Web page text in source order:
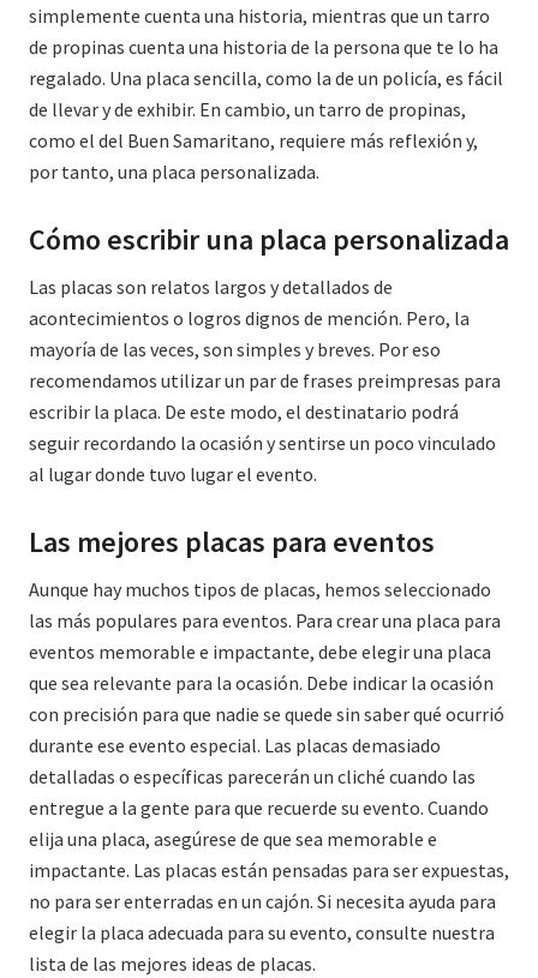
simplemente cuenta una historia, mientras que un tarro
de propinas cuenta una historia de la persona que te lo ha
regalado. Una placa sencilla, como la de un policía, es fácil
de llevar y de exhibir. En cambio, un tarro de propinas,
como el del Buen Samaritano, requiere más reflexión y,
por tanto, una placa personalizada.
Cómo escribir una placa personalizada
Las placas son relatos largos y detallados de
acontecimientos o logros dignos de mención. Pero, la
mayoría de las veces, son simples y breves. Por eso
recomendamos utilizar un par de frases preimpresas para
escribir la placa. De este modo, el destinatario podrá
seguir recordando la ocasión y sentirse un poco vinculado
al lugar donde tuvo lugar el evento.
Las mejores placas para eventos
Aunque hay muchos tipos de placas, hemos seleccionado
las más populares para eventos. Para crear una placa para
eventos memorable e impactante, debe elegir una placa
que sea relevante para la ocasión. Debe indicar la ocasión
con precisión para que nadie se quede sin saber qué ocurrió
durante ese evento especial. Las placas demasiado
detalladas o específicas parecerán un cliché cuando las
entregue a la gente para que recuerde su evento. Cuando
elija una placa, asegúrese de que sea memorable e
impactante. Las placas están pensadas para ser expuestas,
no para ser enterradas en un cajón. Si necesita ayuda para
elegir la placa adecuada para su evento, consulte nuestra
lista de las mejores ideas de placas.